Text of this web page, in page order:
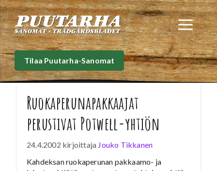
Siirry
sisältöön
Tilaa Puutarha-Sanomat
Ruokaperunapakkaajat
perustivat Potwell-yhtiön
24.4.2002 kirjoittaja Jouko Tikkanen
Kahdeksan ruokaperunan pakkaamo- ja